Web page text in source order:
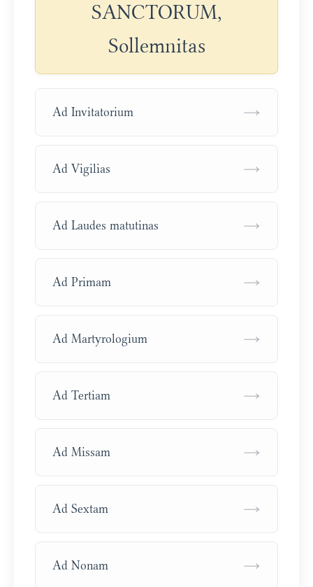
SANCTORUM,
Sollemnitas
Ad Invitatorium →
Ad Vigilias →
Ad Laudes matutinas →
Ad Primam →
Ad Martyrologium →
Ad Tertiam →
Ad Missam →
Ad Sextam →
Ad Nonam →